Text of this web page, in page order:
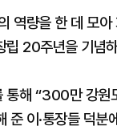
역량을 한 데 모
립 20주년을 기념
통해 “300만 강원
준 이·통장들 덕